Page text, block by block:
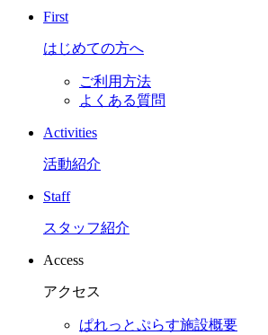
First
はじめての方へ
ご利用方法
よくある質問
Activities
活動紹介
Staff
スタッフ紹介
Access
アクセス
ぱれっとぷらす施設概要